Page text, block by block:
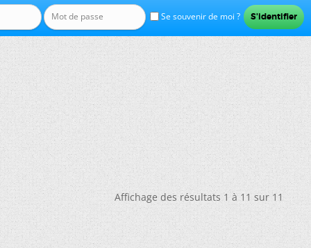
Se souvenir de moi ?
Affichage des résultats 1 à 11 sur 11